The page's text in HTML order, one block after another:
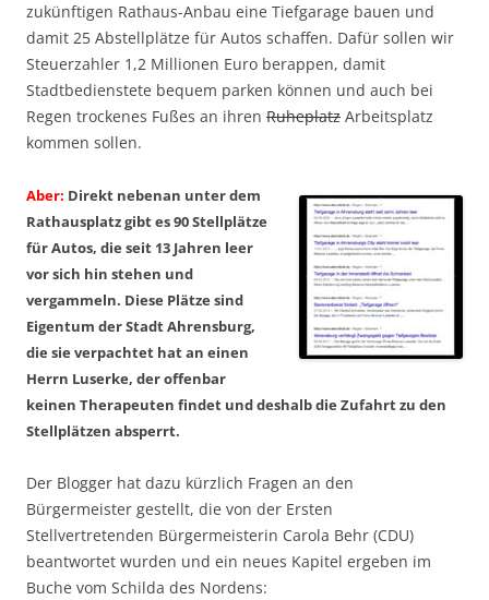
zukünftigen Rathaus-Anbau eine Tiefgarage bauen und
damit 25 Abstellplätze für Autos schaffen. Dafür sollen wir
Steuerzahler 1,2 Millionen Euro berappen, damit
Stadtbedienstete bequem parken können und auch bei
Regen trockenes Fußes an ihren Ruheplatz Arbeitsplatz
kommen sollen.
Aber: Direkt nebenan unter dem
Rathausplatz gibt es 90 Stellplätze
für Autos, die seit 13 Jahren leer
vor sich hin stehen und
vergammeln. Diese Plätze sind
Eigentum der Stadt Ahrensburg,
die sie verpachtet hat an einen
Herrn Luserke, der offenbar
keinen Therapeuten findet und deshalb die Zufahrt zu den
Stellplätzen absperrt.
Der Blogger hat dazu kürzlich Fragen an den
Bürgermeister gestellt, die von der Ersten
Stellvertretenden Bürgermeisterin Carola Behr (CDU)
beantwortet wurden und ein neues Kapitel ergeben im
Buche vom Schilda des Nordens: